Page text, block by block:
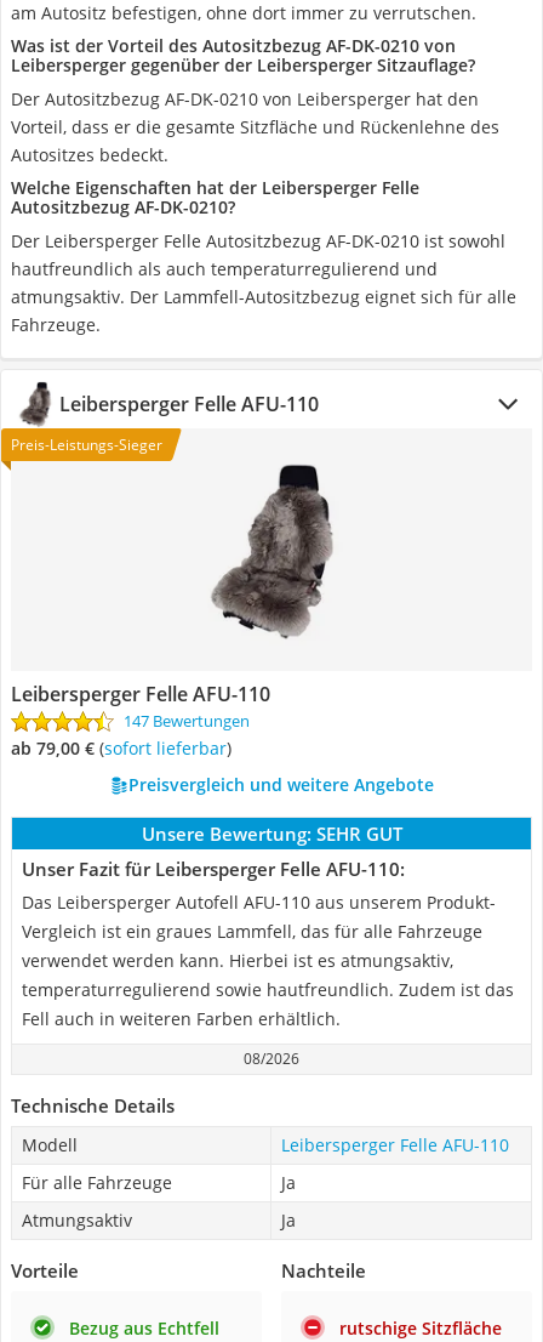
am Autositz befestigen, ohne dort immer zu verrutschen.
Was ist der Vorteil des Autositzbezug ‎AF-DK-0210 von
Leibersperger gegenüber der Leibersperger Sitzauflage?
Der Autositzbezug ‎AF-DK-0210 von Leibersperger hat den
Vorteil, dass er die gesamte Sitzfläche und Rückenlehne des
Autositzes bedeckt.
Welche Eigenschaften hat der Leibersperger Felle
Autositzbezug ‎AF-DK-0210?
Der Leibersperger Felle Autositzbezug ‎AF-DK-0210 ist sowohl
hautfreundlich als auch temperaturregulierend und
atmungsaktiv. Der Lammfell-Autositzbezug eignet sich für alle
Fahrzeuge.
Leibersperger Felle AFU-110
Preis-Leistungs-Sieger
Leibersperger Felle AFU-110
147 Bewertungen
ab 79,00 € ( Sofort lieferbar)
Preisvergleich und weitere Angebote
Unsere Bewertung: SEHR GUT
Unser Fazit für Leibersperger Felle AFU-110:
Das Leibersperger Autofell AFU-110 aus unserem Produkt-
Vergleich ist ein graues Lammfell, das für alle Fahrzeuge
verwendet werden kann. Hierbei ist es atmungsaktiv,
temperaturregulierend sowie hautfreundlich. Zudem ist das
Fell auch in weiteren Farben erhältlich.
08/2026
Technische Details
Modell
Leibersperger Felle AFU-110
Für alle Fahrzeuge
Ja
Atmungsaktiv
Ja
Vorteile
Bezug aus Echtfell
Nachteile
rutschige Sitzfläche